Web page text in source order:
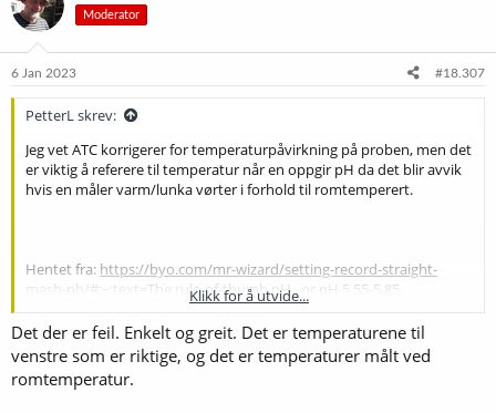
Moderator
6 Jan 2023 #18.307
PetterL skrev:
Jeg vet ATC korrigerer for temperaturpåvirkning på proben, men det
er viktig å referere til temperatur når en oppgir pH da det blir avvik
hvis en måler varm/lunka vørter i forhold til romtemperert.
Hentet fra: https://byo.com/mr-wizard/setting-record-straight-
mash-ph/#:~:text=The rule-of-thumb pH,, or pH 5.55-5.85
Merk hvor høy pH de store referansene anbefaler målt ved
romtemperatur!
Klikk for å utvide...
Det der er feil. Enkelt og greit. Det er temperaturene til
venstre som er riktige, og det er temperaturer målt ved
romtemperatur.